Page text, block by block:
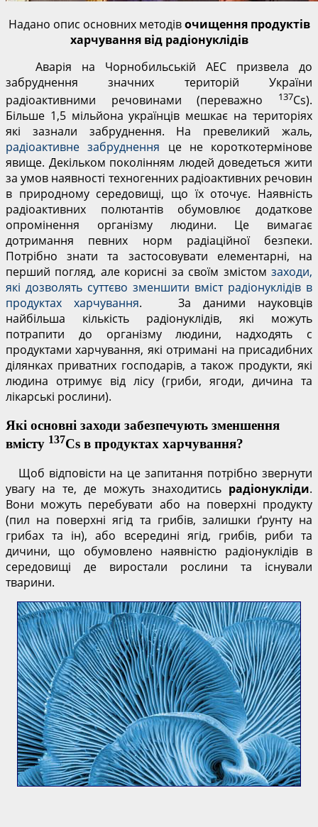
Надано опис основних методівочищення продуктів
харчування від радіонуклідів
Аварія на Чорнобильській АЕС призвела до
забруднення значних територій України
радіоактивними речовинами (переважно
137Cs).
Більше 1,5 мільйона українців мешкає на територіях
які зазнали забруднення. На превеликий жаль,
радіоактивне забруднення це не короткотермінове
явище. Декільком поколінням людей доведеться жити
за умов наявності техногенних радіоактивних речовин
в природному середовищі, що їх оточує. Наявність
радіоактивних полютантів обумовлює додаткове
опромінення організму людини. Це вимагає
дотримання певних норм радіаційної безпеки.
Потрібно знати та застосовувати елементарні, на
перший погляд, але корисні за своїм змістом заходи,
які дозволять суттєво зменшити вміст радіонуклідів в
продуктах харчування. За даними науковців
найбільша кількість радіонуклідів, які можуть
потрапити до організму людини, надходять с
продуктами харчування, які отримані на присадибних
ділянках приватних господарів, а також продукти, які
людина отримує від лісу (гриби, ягоди, дичина та
лікарські рослини).
Які основні заходи забезпечують зменшення
вмісту 137Cs в продуктах харчування?
Щоб відповісти на це запитання потрібно звернути
увагу на те, де можуть знаходитись радіонукліди.
Вони можуть перебувати або на поверхні продукту
(пил на поверхні ягід та грибів, залишки ґрунту на
грибах та ін), або всередині ягід, грибів, риби та
дичини, що обумовлено наявністю радіонуклідів в
середовищі де виростали рослини та існували
тварини.